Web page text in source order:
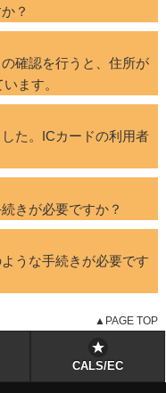
？
確認を行うと、住所が
ます。
た。ICカードの利用者
きが必要ですか？
うな手続きが必要です
▲PAGE TOP
CALS/EC